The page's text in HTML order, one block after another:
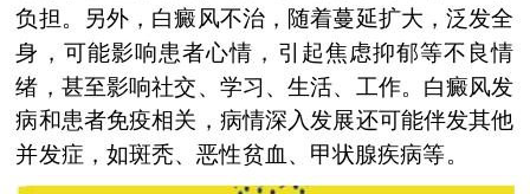
负担。另外，白癜风不治，随着蔓延扩大，泛发全
身，可能影响患者心情，引起焦虑抑郁等不良情
绪，甚至影响社交、学习、生活、工作。白癜风发
病和患者免疫相关，病情深入发展还可能伴发其他
并发症，如斑秃、恶性贫血、甲状腺疾病等。